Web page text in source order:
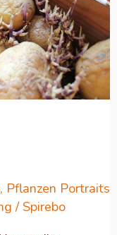
, Pflanzen Portraits
/ Spirebo